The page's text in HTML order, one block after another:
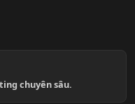
chuyên sâu.